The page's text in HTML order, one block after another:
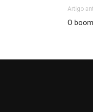
Artigo
O